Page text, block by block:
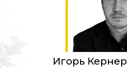
Игорь Кернер